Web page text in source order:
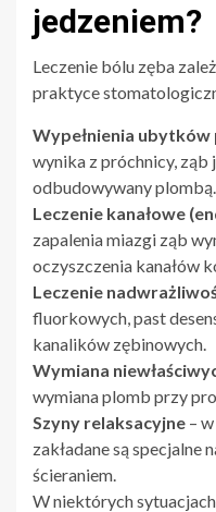
jedzeniem?
Leczenie bólu zęba
praktyce
Wypełnienia
wynika z próchnicy, ząb
odbudowywany plombą.
Leczenie kanałowe
zapalenia miazgi ząb
oczyszczenia kanałów
Leczenie
fluorkowych, past
kanalików zębinowych.
Wymiana
wymiana plomb przy
Szyny relaksacyjne –
zakładane są specjalne
ścieraniem.
W niektórych